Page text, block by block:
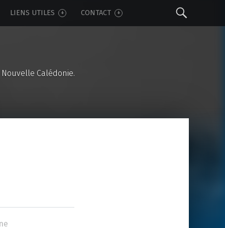
LIENS UTILES CONTACT
Calédonie.